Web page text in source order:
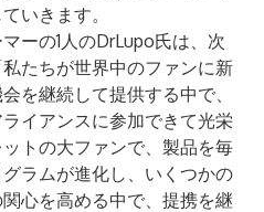
いきます。
ーの1人のDrLupo氏は、次
たちが世界中のファンに新
を継続して提供する中で、
イアンスに参加できて光栄
トの大ファンで、製品を毎
ラムが進化し、いくつかの
心を高める中で、提携を継